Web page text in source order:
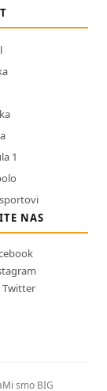
1
NAS
Twitter
Mi smo BIG